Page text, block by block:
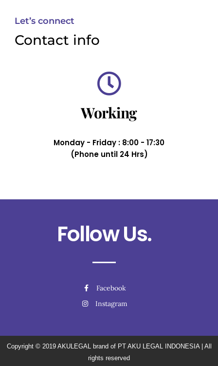
Let’s connect
Contact info
Working
Monday - Friday : 8:00 - 17:30
(Phone until 24 Hrs)
Follow Us.
Facebook
Instagram
Copyright © 2019 AKULEGAL brand of PT AKU LEGAL INDONESIA| All
rights reserved